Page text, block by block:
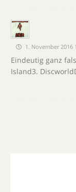
1. November 2016
Eindeutig ganz
Island3.